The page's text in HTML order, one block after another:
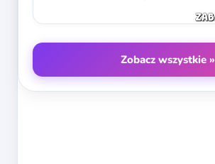
Zobacz wszystkie »